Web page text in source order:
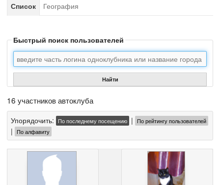
Список География
Быстрый поиск пользователей
Найти
16 участников автоклуба
Упорядочить: По последнему посещению | По рейтингу пользователей
| По алфавиту